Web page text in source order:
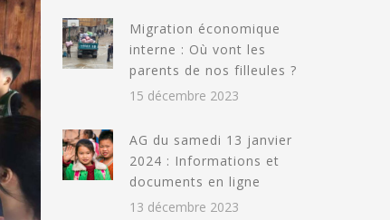
Migration économique
interne : Où vont les
parents de nos filleules ?
15 décembre 2023
AG du samedi 13 janvier
2024 : Informations et
documents en ligne
13 décembre 2023